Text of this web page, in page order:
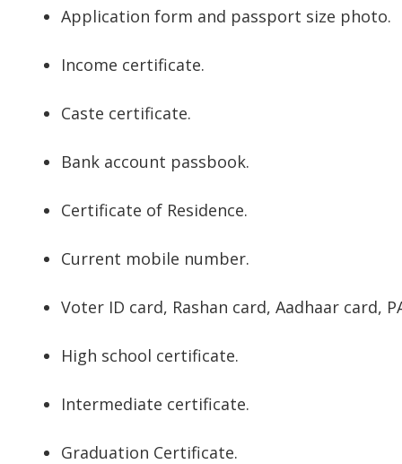
Application form and passport size photo.
Income certificate.
Caste certificate.
Bank account passbook.
Certificate of Residence.
Current mobile number.
Voter ID card, Rashan card, Aadhaar card,
High school certificate.
Intermediate certificate.
Graduation Certificate.